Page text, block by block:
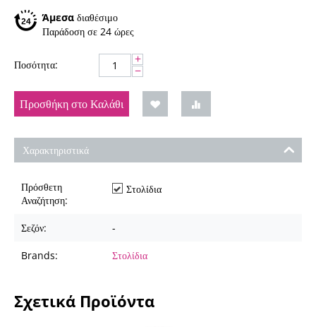
Άμεσα διαθέσιμο
Παράδοση σε 24 ώρες
Ποσότητα: +
−
Προσθήκη στο Καλάθι
Χαρακτηριστικά
Πρόσθετη
Αναζήτηση:
Στολίδια
Σεζόν: -
Brands: Στολίδια
Σχετικά Προϊόντα